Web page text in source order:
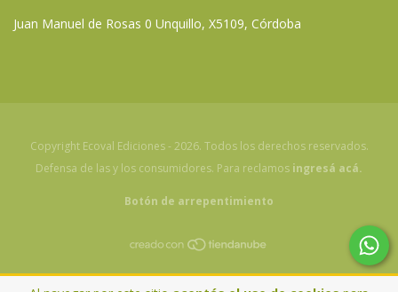
Juan Manuel de Rosas 0 Unquillo, X5109, Córdoba
Copyright Ecoval Ediciones - 2026. Todos los derechos reservados.
Defensa de las y los consumidores. Para reclamos ingresá acá.
Botón de arrepentimiento